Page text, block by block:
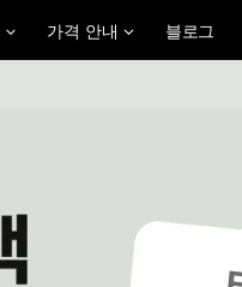
가격 안내 블로그